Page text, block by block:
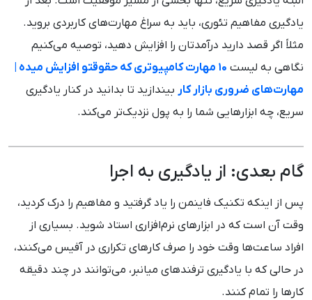
یادگیری مفاهیم تئوری، باید به سراغ مهارت‌های کاربردی بروید.
مثلاً اگر قصد دارید درآمدتان را افزایش دهید، توصیه می‌کنیم
نگاهی به لیست
۱۰ مهارت کامپیوتری که حقوقتو افزایش میده |
مهارت‌های ضروری بازار کار بیندازید تا بدانید در کنار یادگیری
سریع، چه ابزارهایی شما را به پول نزدیک‌تر می‌کند.
گام بعدی: از یادگیری به اجرا
پس از اینکه تکنیک فاینمن را یاد گرفتید و مفاهیم را درک کردید،
وقت آن است که در ابزارهای نرم‌افزاری استاد شوید. بسیاری از
افراد ساعت‌ها وقت خود را صرف کارهای تکراری در آفیس می‌کنند،
در حالی که با یادگیری ترفندهای میانبر، می‌توانند در چند دقیقه
کارها را تمام کنند.